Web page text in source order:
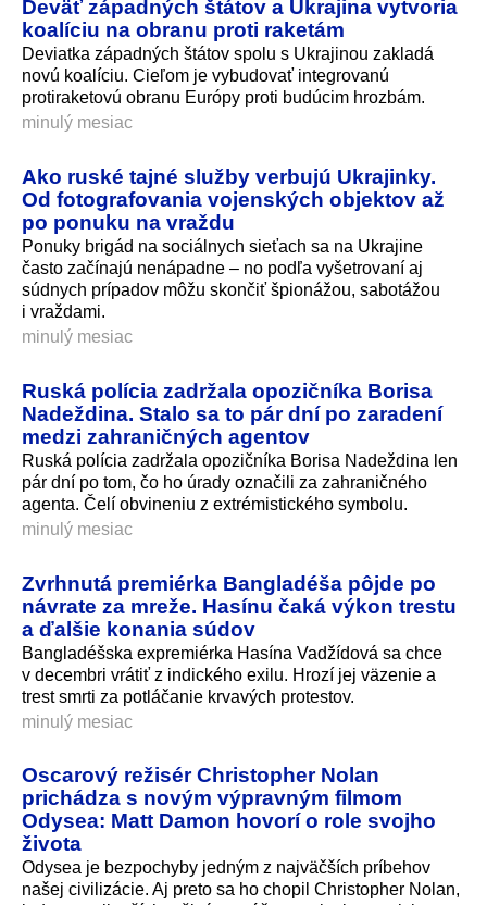
Deväť západných štátov a Ukrajina vytvoria
koalíciu na obranu proti raketám
Deviatka západných štátov spolu s Ukrajinou zakladá
novú koalíciu. Cieľom je vybudovať integrovanú
protiraketovú obranu Európy proti budúcim hrozbám.
minulý mesiac
Ako ruské tajné služby verbujú Ukrajinky.
Od fotografovania vojenských objektov až
po ponuku na vraždu
Ponuky brigád na sociálnych sieťach sa na Ukrajine
často začínajú nenápadne – no podľa vyšetrovaní aj
súdnych prípadov môžu skončiť špionážou, sabotážou
i vraždami.
minulý mesiac
Ruská polícia zadržala opozičníka Borisa
Nadeždina. Stalo sa to pár dní po zaradení
medzi zahraničných agentov
Ruská polícia zadržala opozičníka Borisa Nadeždina len
pár dní po tom, čo ho úrady označili za zahraničného
agenta. Čelí obvineniu z extrémistického symbolu.
minulý mesiac
Zvrhnutá premiérka Bangladéša pôjde po
návrate za mreže. Hasínu čaká výkon trestu
a ďalšie konania súdov
Bangladéšska expremiérka Hasína Vadžídová sa chce
v decembri vrátiť z indického exilu. Hrozí jej väzenie a
trest smrti za potláčanie krvavých protestov.
minulý mesiac
Oscarový režisér Christopher Nolan
prichádza s novým výpravným filmom
Odysea: Matt Damon hovorí o role svojho
života
Odysea je bezpochyby jedným z najväčších príbehov
našej civilizácie. Aj preto sa ho chopil Christopher Nolan,